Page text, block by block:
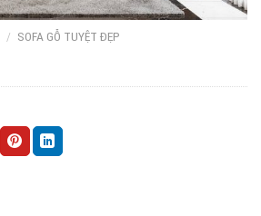
/ SOFA GỖ TUYỆT ĐẸP